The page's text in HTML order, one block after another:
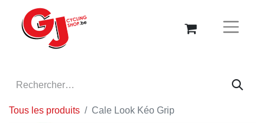
Tous les produits Cale Look Kéo Grip